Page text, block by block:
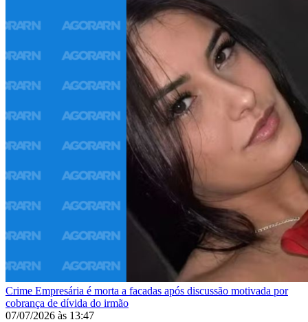
Crime Empresária é morta a facadas após discussão motivada por
cobrança de dívida do irmão
07/07/2026 às 13:47